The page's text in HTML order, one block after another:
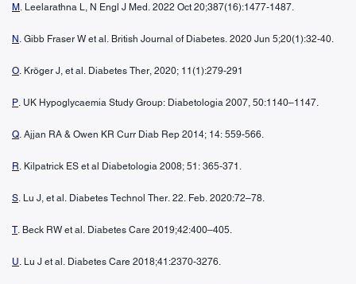
M . Leelarathna L, N Engl J Med. 2022 Oct 20;387(16):1477-1487.
N . Gibb Fraser W et al. British Journal of Diabetes. 2020 Jun 5;20(1):32-40.
O. Kröger J, et al. Diabetes Ther, 2020; 11(1):279-291
P. UK Hypoglycaemia Study Group: Diabetologia 2007, 50:1140–1147.
Q. Ajjan RA & Owen KR Curr Diab Rep 2014; 14: 559-566.
R. Kilpatrick ES et al Diabetologia 2008; 51: 365-371.
S. Lu J, et al. Diabetes Technol Ther. 22. Feb. 2020:72–78.
T. Beck RW et al. Diabetes Care 2019;42:400–405.
U. Lu J et al. Diabetes Care 2018;41:2370-3276.